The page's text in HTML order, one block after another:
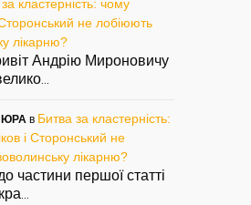
кластерність: чому
не лобіюють
лікарню?
Андрію Мироновичу
...
в Битва за кластерність:
і Сторонський не
лікарню?
частини першої статті
...